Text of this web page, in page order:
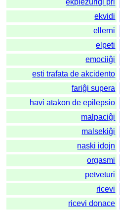
ekplezuriĝi pri
ekvidi
ellerni
elpeti
emociiĝi
esti trafata de akcidento
fariĝi supera
havi atakon de epilepsio
malpaciĝi
malsekiĝi
naski idojn
orgasmi
petveturi
ricevi
ricevi donace